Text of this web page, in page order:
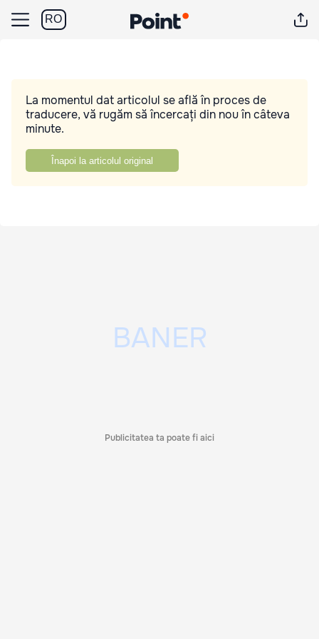
RO
La momentul dat articolul se află în proces de
traducere, vă rugăm să încercați din nou în câteva
minute.
Înapoi la articolul original
Publicitatea ta poate fi aici